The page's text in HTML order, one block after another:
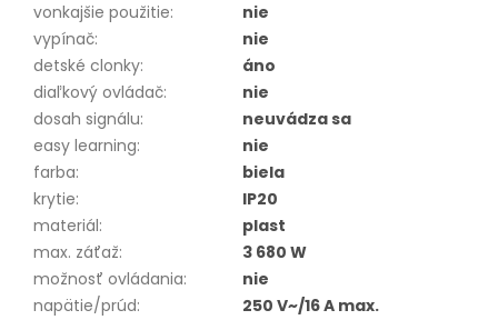
vonkajšie použitie:
nie
vypínač:
nie
detské clonky:
áno
diaľkový ovládač:
nie
dosah signálu:
neuvádza sa
easy learning:
nie
farba:
biela
krytie:
IP20
materiál:
plast
max. záťaž:
3 680 W
možnosť ovládania:
nie
napätie/prúd:
250 V~/16 A max.